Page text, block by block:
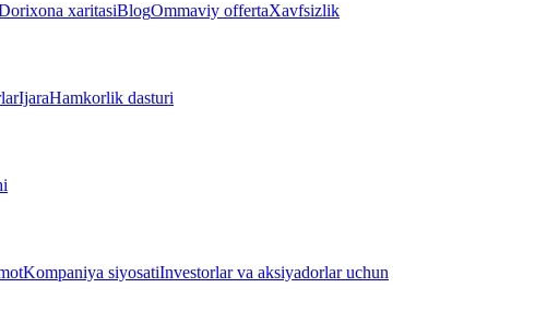
xaritasiBlogOmmaviy offertaXavfsizlik
IjaraHamkorlik dasturi
Kompaniya siyosatiInvestorlar va aksiyadorlar uchun